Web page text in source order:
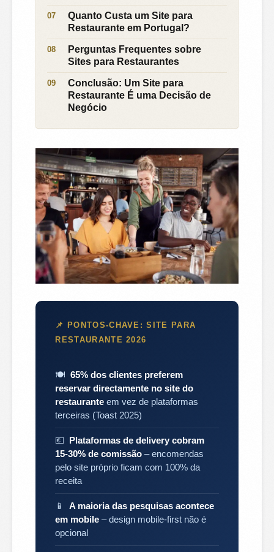
Quanto Custa um Site para
Restaurante em Portugal?
Perguntas Frequentes sobre
Sites para Restaurantes
Conclusão: Um Site para
Restaurante É uma Decisão de
Negócio
📌 PONTOS-CHAVE: SITE PARA
RESTAURANTE 2026
🍽️65% dos clientes preferem
reservar directamente no site do
restaurante em vez de plataformas
terceiras (Toast 2025)
💶 Plataformas de delivery cobram
15-30% de comissão – encomendas
pelo site próprio ficam com 100% da
receita
📱A maioria das pesquisas acontece
em mobile – design mobile-first não é
opcional